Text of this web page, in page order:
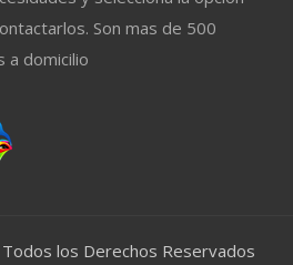
Son mas de 500
a domicilio
los Derechos Reservados